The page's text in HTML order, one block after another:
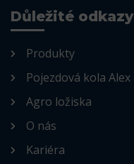
Důležité odkazy
Produkty
Pojezdová kola Alex
Agro ložiska
O nás
Kariéra